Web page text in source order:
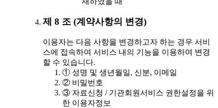
제 8 조 (계약사항의 변경)
이용자는 다음 사항을 변경하고자 하는 경우 서비
스에 접속하여 서비스 내의 기능을 이용하여 변경
할 수 있습니다.
① 성명 및 생년월일, 신분, 이메일
② 비밀번호
③ 자료신청 / 기관회원서비스 권한설정을 위
한 이용자정보